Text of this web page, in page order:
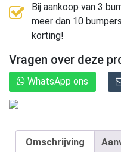
Bij aankoop van 3
meer dan 10
korting!
Vragen over deze
WhatsApp ons
Omschrijving